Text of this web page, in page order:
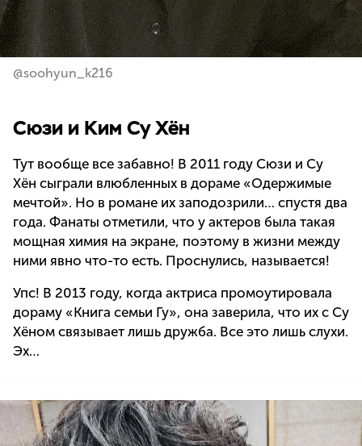
@soohyun_k216
Сюзи и Ким Су Хён
Тут вообще все забавно! В 2011 году Сюзи и Су
Хён сыграли влюбленных в дораме «Одержимые
мечтой». Но в романе их заподозрили… спустя два
года. Фанаты отметили, что у актеров была такая
мощная химия на экране, поэтому в жизни между
ними явно что-то есть. Проснулись, называется!
Упс! В 2013 году, когда актриса промоутировала
дораму «Книга семьи Гу», она заверила, что их с Су
Хёном связывает лишь дружба. Все это лишь слухи.
Эх…